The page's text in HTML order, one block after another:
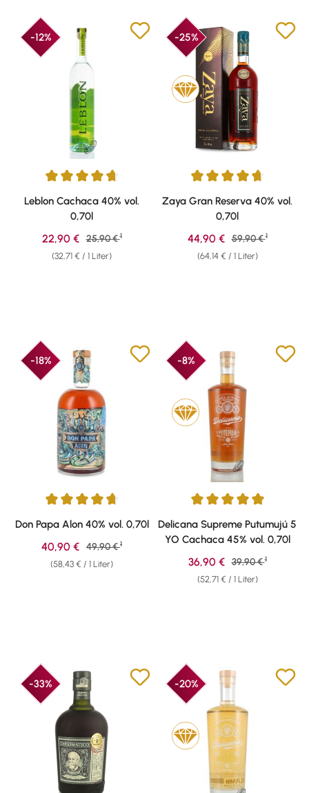
-12%
Durchschnittliche Bewertung von 4.87 von 5 Sternen
Leblon Cachaca 40% vol.
0,70l
(32,71 € / 1 Liter)
Verkaufspreis:
22,90 € Regulärer Preis:
25,90 € 1
-25%
Durchschnittliche Bewertung
Zaya Gran Reserva 40% vol.
0,70l
(64,14 € / 1 Liter)
Verkaufspreis:
44,90 € Regulärer Preis:
59,90 € 1
-18%
Durchschnittliche Bewertung von 4.79 von 5 Sternen
Don Papa Alon 40% vol. 0,70l
(58,43 € / 1 Liter)
Verkaufspreis:
40,90 € Regulärer Preis:
49,90 € 1
-8%
Durchschnittliche Bewertung
Delicana Supreme Putumujú 5
YO Cachaca 45% vol. 0,70l
(52,71 € / 1 Liter)
Verkaufspreis:
36,90 € Regulärer Preis:
39,90 € 1
-33% -20%